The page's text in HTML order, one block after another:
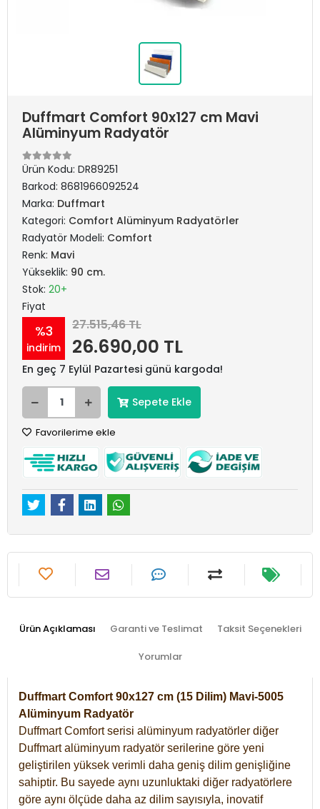
Duffmart Comfort 90x127 cm Mavi
Alüminyum Radyatör
Ürün Kodu: DR89251
Barkod: 8681966092524
Marka: Duffmart
Kategori: Comfort Alüminyum Radyatörler
Radyatör Modeli: Comfort
Renk: Mavi
Yükseklik: 90 cm.
Stok: 20+
Fiyat
%3
indirim
27.515,46 TL
26.690,00 TL
En geç 7 Eylül Pazartesi günü kargoda!
Sepete Ekle
Favorilerime ekle
Ürün Açıklaması Garanti ve Teslimat Taksit Seçenekleri
Yorumlar
Duffmart Comfort 90x127 cm (15 Dilim) Mavi-5005
Alüminyum Radyatör
Duffmart Comfort serisi alüminyum radyatörler diğer
Duffmart alüminyum radyatör serilerine göre yeni
geliştirilen yüksek verimli daha geniş dilim genişliğine
sahiptir. Bu sayede aynı uzunluktaki diğer radyatörlere
göre aynı ölçüde daha az dilim sayısıyla, inovatif